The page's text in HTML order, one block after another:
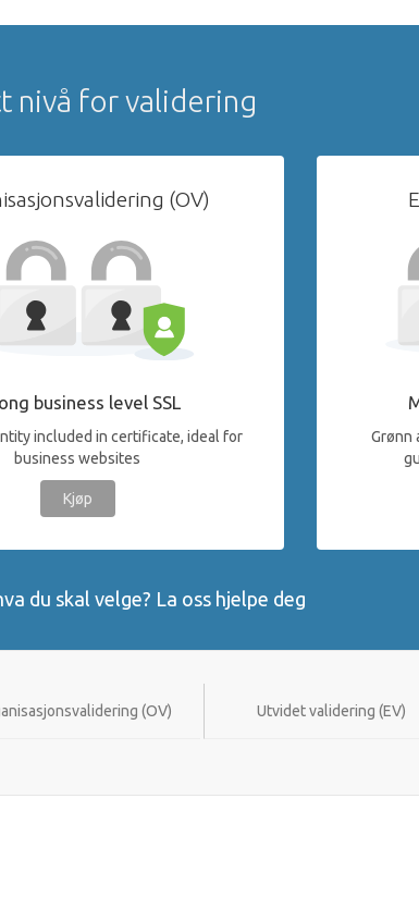
nivå for validering
(OV)
business level SSL
included in certificate, ideal for
business websites
Kjøp
Grønn
du skal velge? La oss hjelpe deg
(OV) Utvidet validering (EV)